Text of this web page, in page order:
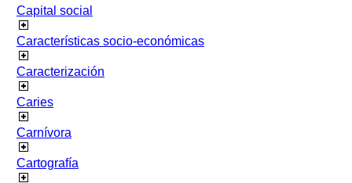
Capital social
Características socio-económicas
Caracterización
Caries
Carnívora
Cartografía